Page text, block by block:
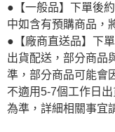
●【一般品】下單後
中如含有預購商品，
●【廠商直送品】下
出貨配送，部分商品
準，部分商品可能會
不適用5-7個工作日
為準，詳細相關事宜